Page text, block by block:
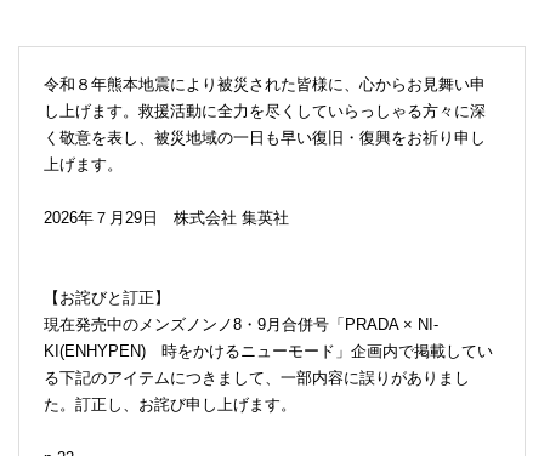
令和８年熊本地震により被災された皆様に、心からお見舞い申
し上げます。救援活動に全力を尽くしていらっしゃる方々に深
く敬意を表し、被災地域の一日も早い復旧・復興をお祈り申し
上げます。
2026年７月29日 株式会社 集英社
【お詫びと訂正】
現在発売中のメンズノンノ8・9月合併号「PRADA × NI-
KI(ENHYPEN) 時をかけるニューモード」企画内で掲載してい
る下記のアイテムにつきまして、一部内容に誤りがありまし
た。訂正し、お詫び申し上げます。